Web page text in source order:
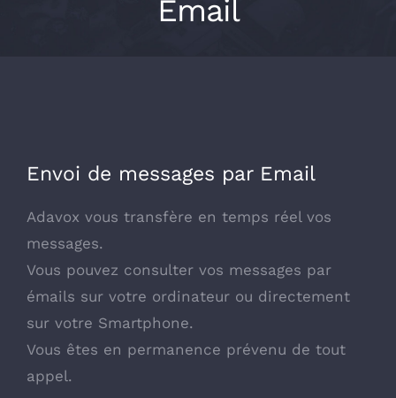
Email
Envoi de messages par Email
Adavox vous transfère en temps réel vos
messages.
Vous pouvez consulter vos messages par
émails sur votre ordinateur ou directement
sur votre Smartphone.
Vous êtes en permanence prévenu de tout
appel.